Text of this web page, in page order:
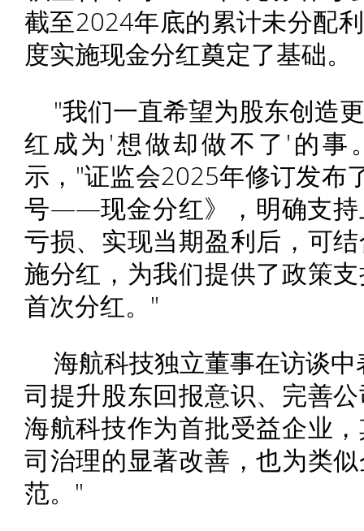
截至2024年底的累计未分配
度实施现金分红奠定了基础。
"我们一直希望为股东创造
红成为'想做却做不了'的事
示，"证监会2025年修订发布
号——现金分红》，明确支持
亏损、实现当期盈利后，可
施分红，为我们提供了政策
首次分红。"
海航科技独立董事在访谈
司提升股东回报意识、完善
海航科技作为首批受益企业
司治理的显著改善，也为类
范。"